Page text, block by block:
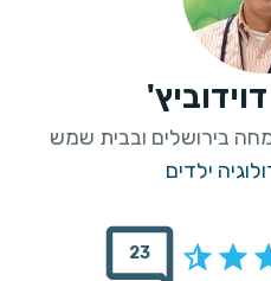
בירושלים ובבית שמש
ילדים
23